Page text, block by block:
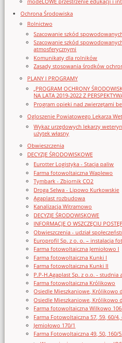
Ochrona Środowiska
Rolnictwo
Szacowanie szkód
Szacowanie szkód
atmosferycznymi
Komunikaty dla rolników
Zasady stosowania środków
PLANY I PROGRAMY
„PROGRAM OCHRONY
NA LATA 2019-2022 Z
Program opieki nad zwierzętami
Ogloszenie Powiatowego Lekarza
Wykaz urzędowych lekarzy
użytek własny
Obwieszczenia
DECYZJE ŚRODOWISKOWE
Eurotter Logistyka - Stacja paliw
Farma fotowoltaiczna Waplewo
Tymbark - Zbiornik CO2
Droga Selwa - Lipowo Kurkowskie
Agaplast rozbudowa
Kanalizacja Witramowo
DECYZJE ŚRODOWISKOWE
INFORMACJE O WSZCZĘCIU
Obwieszczenia - udział
Europrofil Sp. z o. o. – instalacja
Farma fotowoltaiczna Jemiołowo I
Farma fotowoltaiczna Kunki I
Farma fotowoltaiczna Kunki II
P.P-H.Agaplast Sp. z o.o. - studnia
Farma fotowoltaiczna Królikowo
Osiedle Mieszkaniowe, Królikowo
Osiedle Mieszkaniowe, Królikowo
Farma fotowoltaiczna Wilkowo
Farma Fotowoltaiczna 57, 59, 60/
Jemiołowo 170/1
Farma Fotowoltaiczna 49, 50, 160/